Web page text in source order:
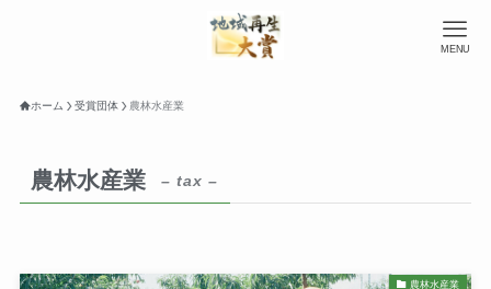
MENU
ホーム 受賞団体 農林水産業
農林水産業 – tax –
農林水産業